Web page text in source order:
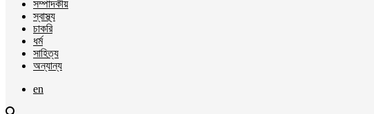
সম্পাদকীয়
স্বাস্থ্য
চাকরি
ধর্ম
সাহিত্য
অন্যান্য
en